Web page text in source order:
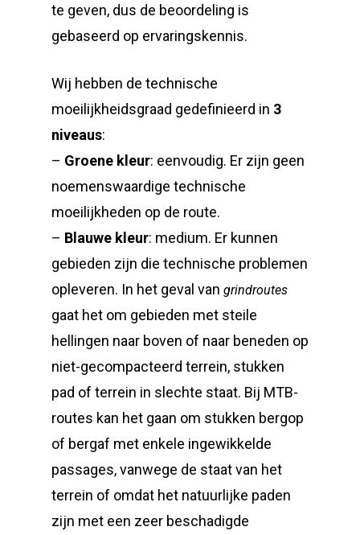
te geven, dus de beoordeling is
gebaseerd op ervaringskennis.
Wij hebben de technische
moeilijkheidsgraad gedefinieerd in 3
niveaus:
– Groene kleur: eenvoudig. Er zijn geen
noemenswaardige technische
moeilijkheden op de route.
– Blauwe kleur: medium. Er kunnen
gebieden zijn die technische problemen
opleveren. In het geval van grindroutes
gaat het om gebieden met steile
hellingen naar boven of naar beneden op
niet-gecompacteerd terrein, stukken
pad of terrein in slechte staat. Bij MTB-
routes kan het gaan om stukken bergop
of bergaf met enkele ingewikkelde
passages, vanwege de staat van het
terrein of omdat het natuurlijke paden
zijn met een zeer beschadigde